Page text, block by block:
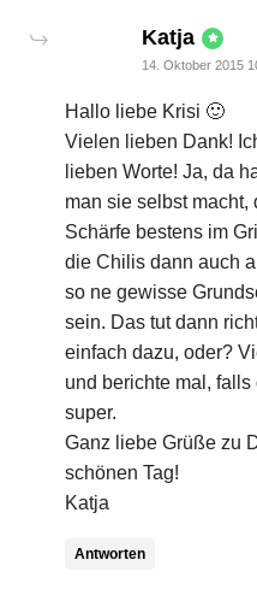
Katja
14. Oktober 2015
Hallo liebe Krisi 🙂
Vielen lieben Dank!
lieben Worte! Ja, da
man sie selbst macht,
Schärfe bestens im
die Chilis dann auch
so ne gewisse
sein. Das tut dann
einfach dazu, oder?
und berichte mal,
super.
Ganz liebe Grüße zu
schönen Tag!
Katja
Antworten